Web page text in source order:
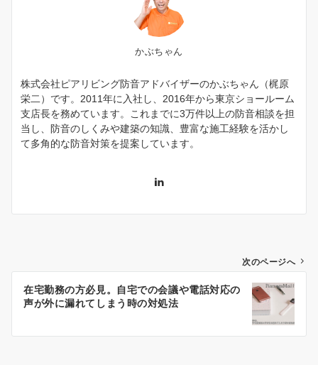
かぶちゃん
株式会社ピアリビング防音アドバイザーのかぶちゃん（梶原
栄二）です。2011年に入社し、2016年から東京ショールーム
支店長を務めています。これまでに3万件以上の防音相談を担
当し、防音のしくみや建築の知識、豊富な施工経験を活かし
て多角的な防音対策を提案しています。
稿
次のページへ
在宅勤務の方必見。自宅での会議や電話対応の
声が外に漏れてしまう時の対処法